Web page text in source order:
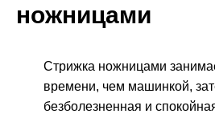
ножницами
Стрижка ножницами
времени, чем машинкой,
безболезненная и